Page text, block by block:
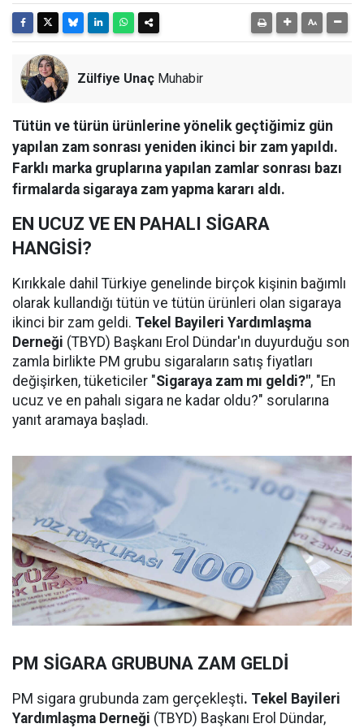
Zülfiye Unaç Muhabir
Tütün ve türün ürünlerine yönelik geçtiğimiz gün
yapılan zam sonrası yeniden ikinci bir zam yapıldı.
Farklı marka gruplarına yapılan zamlar sonrası bazı
firmalarda sigaraya zam yapma kararı aldı.
EN UCUZ VE EN PAHALI SİGARA
HANGİSİ?
Kırıkkale dahil Türkiye genelinde birçok kişinin bağımlı
olarak kullandığı tütün ve tütün ürünleri olan sigaraya
ikinci bir zam geldi. Tekel Bayileri Yardımlaşma
Derneği (TBYD) Başkanı Erol Dündar'ın duyurduğu son
zamla birlikte PM grubu sigaraların satış fiyatları
değişirken, tüketiciler "Sigaraya zam mı geldi?", "En
ucuz ve en pahalı sigara ne kadar oldu?" sorularına
yanıt aramaya başladı.
PM SİGARA GRUBUNA ZAM GELDİ
PM sigara grubunda zam gerçekleşti. Tekel Bayileri
Yardımlaşma Derneği (TBYD) Başkanı Erol Dündar,